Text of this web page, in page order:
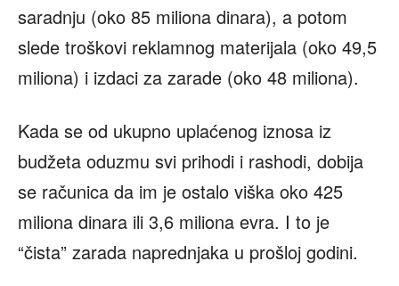
saradnju (oko 85 miliona dinara), a potom
slede troškovi reklamnog materijala (oko 49,5
miliona) i izdaci za zarade (oko 48 miliona).
Kada se od ukupno uplaćenog iznosa iz
budžeta oduzmu svi prihodi i rashodi, dobija
se računica da im je ostalo viška oko 425
miliona dinara ili 3,6 miliona evra. I to je
“čista” zarada naprednjaka u prošloj godini.